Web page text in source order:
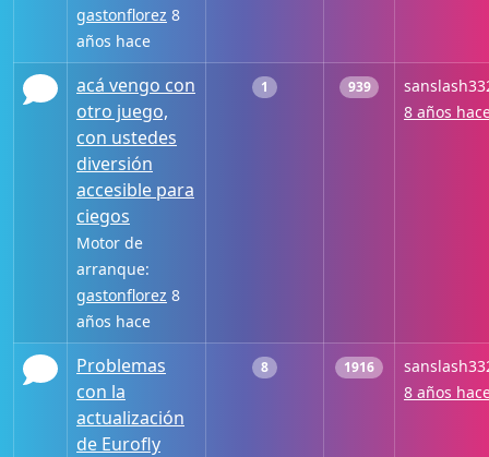
gastonflorez 8
años hace
acá vengo con
otro juego,
con ustedes
diversión
accesible para
ciegos
Motor de
arranque:
gastonflorez 8
años hace
1 939
8 años
Problemas
con la
actualización
de Eurofly
8 1916
8 años